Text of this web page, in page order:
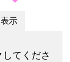
示
てくださ